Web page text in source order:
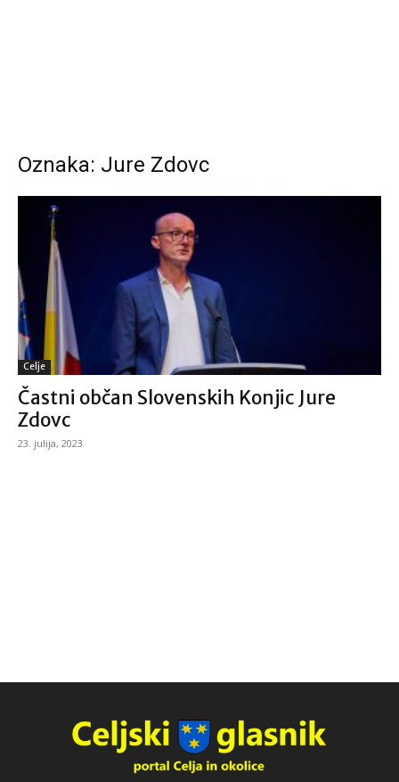
Oznaka: Jure Zdovc
Celje
Častni občan Slovenskih Konjic Jure
Zdovc
23. julija, 2023